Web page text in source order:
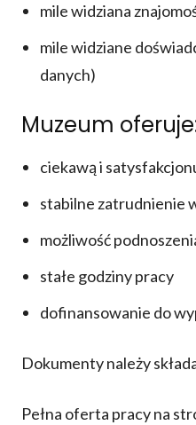
mile widziana
mile widziane
danych)
Muzeum
ciekawą i
stabilne zatrudnienie
możliwość
stałe godziny pracy
dofinansowanie do
Dokumenty należy
Pełna oferta pracy na